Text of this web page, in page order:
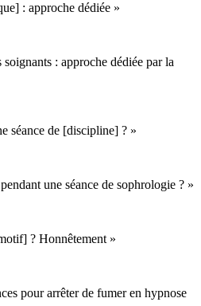
: approche dédiée »
soignants : approche dédiée par la
séance de [discipline] ? »
une séance de sophrologie ? »
? Honnêtement »
pour arrêter de fumer en hypnose